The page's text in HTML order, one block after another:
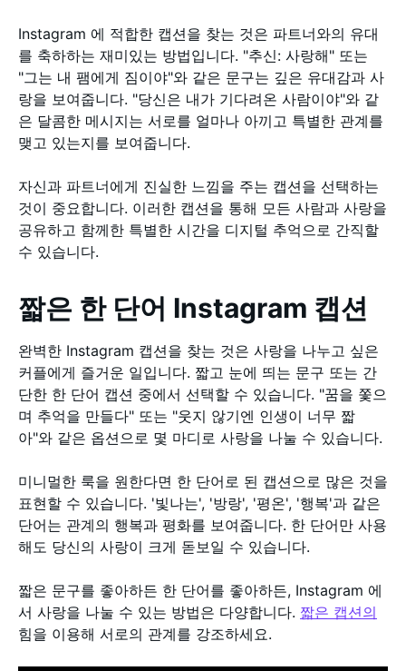
Instagram 에 적합한 캡션을 찾는 것은 파트너와의 유대
를 축하하는 재미있는 방법입니다. "추신: 사랑해" 또는
"그는 내 팸에게 짐이야"와 같은 문구는 깊은 유대감과 사
랑을 보여줍니다. "당신은 내가 기다려온 사람이야"와 같
은 달콤한 메시지는 서로를 얼마나 아끼고 특별한 관계를
맺고 있는지를 보여줍니다.
자신과 파트너에게 진실한 느낌을 주는 캡션을 선택하는
것이 중요합니다. 이러한 캡션을 통해 모든 사람과 사랑을
공유하고 함께한 특별한 시간을 디지털 추억으로 간직할
수 있습니다.
짧은 한 단어 Instagram 캡션
완벽한 Instagram 캡션을 찾는 것은 사랑을 나누고 싶은
커플에게 즐거운 일입니다. 짧고 눈에 띄는 문구 또는 간
단한 한 단어 캡션 중에서 선택할 수 있습니다. "꿈을 쫓으
며 추억을 만들다" 또는 "웃지 않기엔 인생이 너무 짧
아"와 같은 옵션으로 몇 마디로 사랑을 나눌 수 있습니다.
미니멀한 룩을 원한다면 한 단어로 된 캡션으로 많은 것을
표현할 수 있습니다. '빛나는', '방랑', '평온', '행복'과 같은
단어는 관계의 행복과 평화를 보여줍니다. 한 단어만 사용
해도 당신의 사랑이 크게 돋보일 수 있습니다.
짧은 문구를 좋아하든 한 단어를 좋아하든, Instagram 에
서 사랑을 나눌 수 있는 방법은 다양합니다. 짧은 캡션의
힘을 이용해 서로의 관계를 강조하세요.